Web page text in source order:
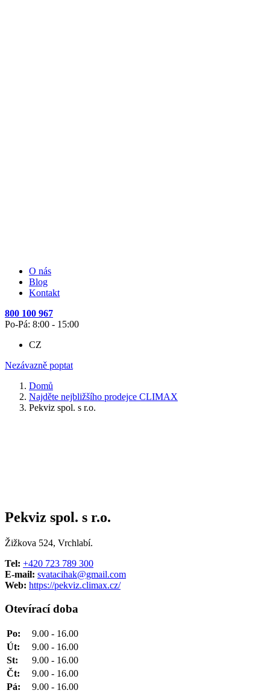
O nás
Blog
Kontakt
800 100 967
Po-Pá: 8:00 - 15:00
CZ
Nezávazně poptat
Domů
Najděte nejbližšího prodejce CLIMAX
Pekviz spol. s r.o.
Pekviz spol. s r.o.
Žižkova 524, Vrchlabí.
Tel: +420 723 789 300
E-mail: svatacihak@gmail.com
Web: https://pekviz.climax.cz/
Otevírací doba
Po:
9.00 - 16.00
Út:
9.00 - 16.00
St:
9.00 - 16.00
Čt:
9.00 - 16.00
Pá:
9.00 - 16.00